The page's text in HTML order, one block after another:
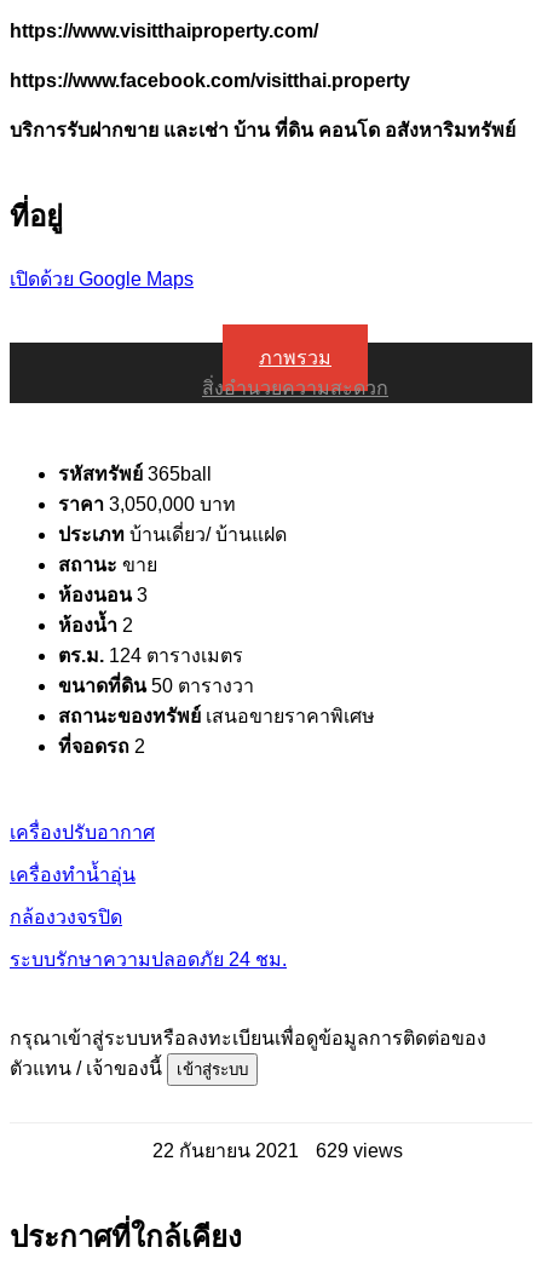
https://www.visitthaiproperty.com/
https://www.facebook.com/visitthai.property
บริการรับฝากขาย และเช่า บ้าน ที่ดิน คอนโด อสังหาริมทรัพย์
ที่อยู่
เปิดด้วย Google Maps
ภาพรวม
สิ่งอำนวยความสะดวก
รหัสทรัพย์ 365ball
ราคา 3,050,000 บาท
ประเภท บ้านเดี่ยว/ บ้านแฝด
สถานะ ขาย
ห้องนอน 3
ห้องน้ำ 2
ตร.ม. 124 ตารางเมตร
ขนาดที่ดิน 50 ตารางวา
สถานะของทรัพย์ เสนอขายราคาพิเศษ
ที่จอดรถ 2
เครื่องปรับอากาศ
เครื่องทำน้ำอุ่น
กล้องวงจรปิด
ระบบรักษาความปลอดภัย 24 ชม.
กรุณาเข้าสู่ระบบหรือลงทะเบียนเพื่อดูข้อมูลการติดต่อของ
ตัวแทน / เจ้าของนี้
เข้าสู่ระบบ
22 กันยายน 2021 629 views
ประกาศที่ใกล้เคียง